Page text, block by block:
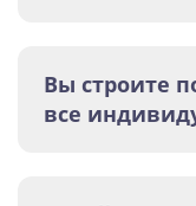
Вы строите
все